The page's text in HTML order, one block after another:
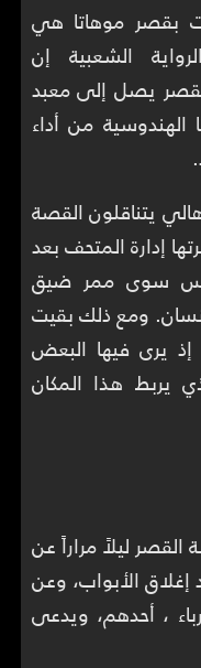
بقصر موهاتا هي
الشعبية إن
يصل إلى معبد
الهندوسية من أداء
يتناقلون القصة
إدارة المتحف بعد
سوى ممر ضيق
ومع ذلك بقيت
إذ يرى فيها البعض
يربط هذا المكان
ليلاً مراراً عن
الأبواب، وعن
، أحدهم، ويدعى